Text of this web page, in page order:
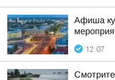
Афиша
12:07